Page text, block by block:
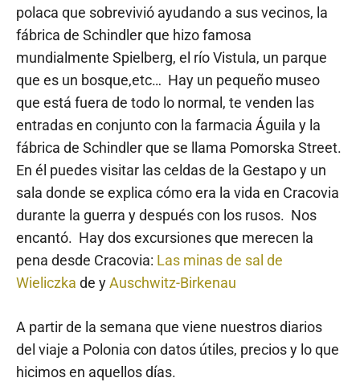
polaca que sobrevivió ayudando a sus vecinos, la
fábrica de Schindler que hizo famosa
mundialmente Spielberg, el río Vistula, un parque
que es un bosque,etc… Hay un pequeño museo
que está fuera de todo lo normal, te venden las
entradas en conjunto con la farmacia Águila y la
fábrica de Schindler que se llama Pomorska Street.
En él puedes visitar las celdas de la Gestapo y un
sala donde se explica cómo era la vida en Cracovia
durante la guerra y después con los rusos. Nos
encantó. Hay dos excursiones que merecen la
pena desde Cracovia: Las minas de sal de
Wieliczka de yAuschwitz-Birkenau
A partir de la semana que viene nuestros diarios
del viaje a Polonia con datos útiles, precios y lo que
hicimos en aquellos días.